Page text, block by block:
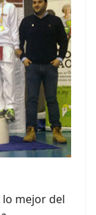
lo mejor del